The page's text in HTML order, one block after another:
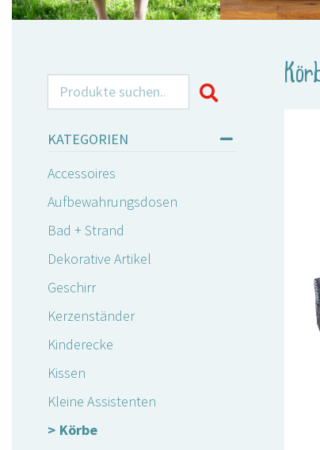
Search for:
KATEGORIEN
Accessoires
Aufbewahrungsdosen
Bad + Strand
Dekorative Artikel
Geschirr
Kerzenständer
Kinderecke
Kissen
Kleine Assistenten
Körbe